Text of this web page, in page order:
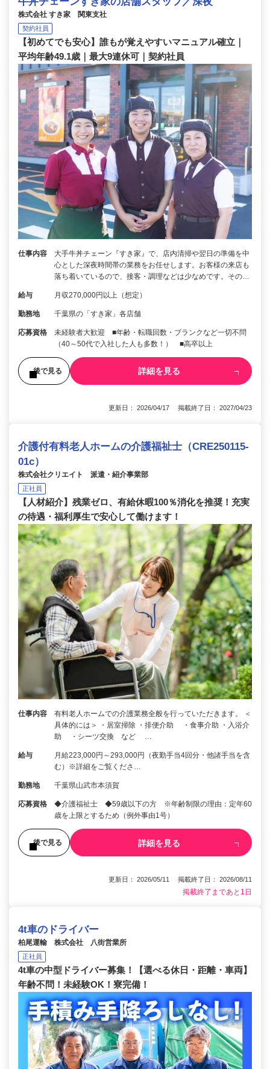
株式会社 すき家 関東支社
契約社員
【初めてでも安心】誰もが覚えやすいマニュアル確立｜
平均年齢49.1歳｜最大9連休可｜契約社員
仕事内容
大手牛丼チェーン『すき家』で、店内清掃や翌日の準備を中
心とした深夜時間帯の業務をお任せします。お客様の来店も
落ち着いているので、接客・調理などは少なめです。その…
給与 月収270,000円以上（想定）
勤務地 千葉県の「すき家」各店舗
応募資格
未経験者大歓迎 ■年齢・転職回数・ブランクなど一切不問
（40～50代で入社した人も多数！） ■高卒以上
後で見る 詳細を見る
更新日： 2026/04/17 掲載終了日： 2027/04/23
介護付有料老人ホームの介護福祉士（CRE250115-
01c）
株式会社クリエイト 派遣・紹介事業部
正社員
【人材紹介】残業ゼロ、有給休暇100％消化を推奨！充実
の待遇・福利厚生で安心して働けます！
仕事内容
有料老人ホームでの介護業務全般を行っていただきます。 ＜
具体的には＞ ・居室掃除 ・排便介助 ・食事介助 ・入浴介
助 ・シーツ交換 など …
給与
月給223,000円～293,000円（夜勤手当4回分・他諸手当を含
む）※詳細をご覧くださ…
勤務地 千葉県山武市本須賀
応募資格
◆介護福祉士 ◆59歳以下の方 ※年齢制限の理由：定年60
歳を上限とするため（例外事由1号）
後で見る 詳細を見る
更新日： 2026/05/11 掲載終了日： 2026/08/11
掲載終了まであと1日
4t車のドライバー
柏尾運輸 株式会社 八街営業所
正社員
4t車の中型ドライバー募集！【選べる休日・距離・車両】
年齢不問！未経験OK！寮完備！